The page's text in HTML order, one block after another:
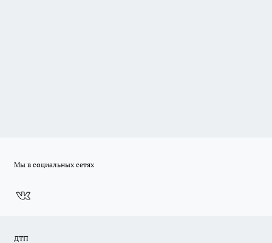
Мы в социальных сетях
ДТП